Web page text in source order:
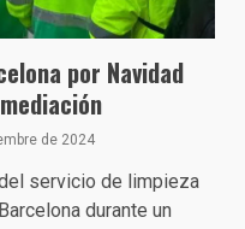
por Navidad
de 2024
servicio de limpieza
durante un